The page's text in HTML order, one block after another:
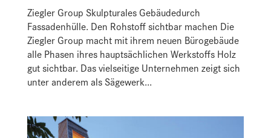
Ziegler Group Skulpturales Gebäudedurch
Fassadenhülle. Den Rohstoff sichtbar machen Die
Ziegler Group macht mit ihrem neuen Bürogebäude
alle Phasen ihres hauptsächlichen Werkstoffs Holz
gut sichtbar. Das vielseitige Unternehmen zeigt sich
unter anderem als Sägewerk...